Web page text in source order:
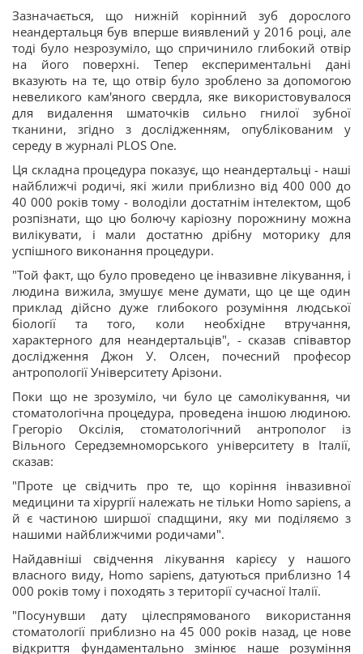
Зазначається, що нижній корінний зуб дорослого
неандертальця був вперше виявлений у 2016 році, але
тоді було незрозуміло, що спричинило глибокий отвір
на його поверхні. Тепер експериментальні дані
вказують на те, що отвір було зроблено за допомогою
невеликого кам'яного свердла, яке використовувалося
для видалення шматочків сильно гнилої зубної
тканини, згідно з дослідженням, опублікованим у
середу в журналі PLOS One.
Ця складна процедура показує, що неандертальці - наші
найближчі родичі, які жили приблизно від 400 000 до
40 000 років тому - володіли достатнім інтелектом, щоб
розпізнати, що цю болючу каріозну порожнину можна
вилікувати, і мали достатню дрібну моторику для
успішного виконання процедури.
"Той факт, що було проведено це інвазивне лікування, і
людина вижила, змушує мене думати, що це ще один
приклад дійсно дуже глибокого розуміння людської
біології та того, коли необхідне втручання,
характерного для неандертальців", - сказав співавтор
дослідження Джон У. Олсен, почесний професор
антропології Університету Арізони.
Поки що не зрозуміло, чи було це самолікування, чи
стоматологічна процедура, проведена іншою людиною.
Грегоріо Оксілія, стоматологічний антрополог із
Вільного Середземноморського університету в Італії,
сказав:
"Проте це свідчить про те, що коріння інвазивної
медицини та хірургії належать не тільки Homo sapiens, а
й є частиною ширшої спадщини, яку ми поділяємо з
нашими найближчими родичами".
Найдавніші свідчення лікування карієсу у нашого
власного виду, Homo sapiens, датуються приблизно 14
000 років тому і походять з території сучасної Італії.
"Посунувши дату цілеспрямованого використання
стоматології приблизно на 45 000 років назад, це нове
відкриття фундаментально змінює наше розуміння